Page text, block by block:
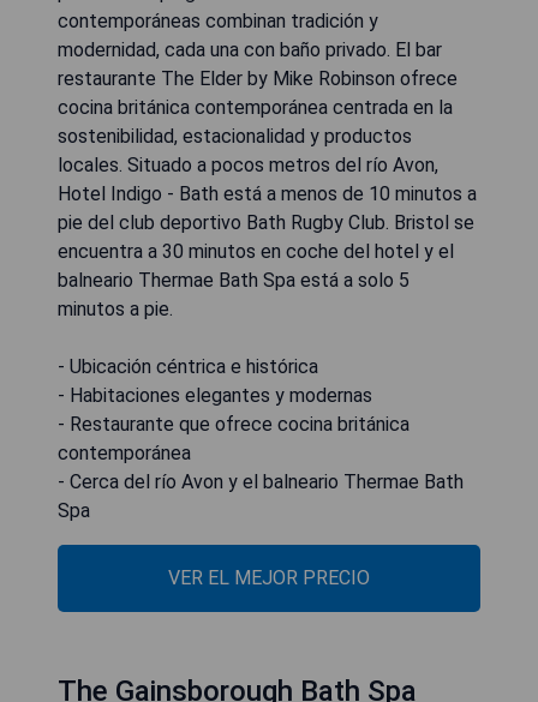
contemporáneas combinan tradición y
modernidad, cada una con baño privado. El bar
restaurante The Elder by Mike Robinson ofrece
cocina británica contemporánea centrada en la
sostenibilidad, estacionalidad y productos
locales. Situado a pocos metros del río Avon,
Hotel Indigo - Bath está a menos de 10 minutos a
pie del club deportivo Bath Rugby Club. Bristol se
encuentra a 30 minutos en coche del hotel y el
balneario Thermae Bath Spa está a solo 5
minutos a pie.
- Ubicación céntrica e histórica
- Habitaciones elegantes y modernas
- Restaurante que ofrece cocina británica
contemporánea
- Cerca del río Avon y el balneario Thermae Bath
Spa
VER EL MEJOR PRECIO
The Gainsborough Bath Spa